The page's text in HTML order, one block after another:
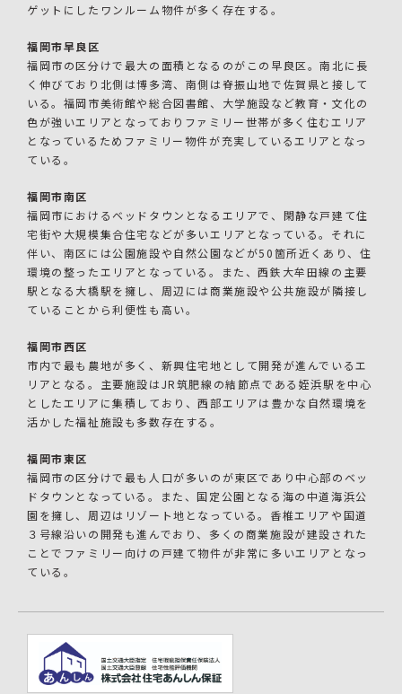
ゲットにしたワンルーム物件が多く存在する。
福岡市早良区
福岡市の区分けで最大の面積となるのがこの早良区。南北に長
く伸びており北側は博多湾、南側は脊振山地で佐賀県と接して
いる。福岡市美術館や総合図書館、大学施設など教育・文化の
色が強いエリアとなっておりファミリー世帯が多く住むエリア
となっているためファミリー物件が充実しているエリアとなっ
ている。
福岡市南区
福岡市におけるベッドタウンとなるエリアで、閑静な戸建て住
宅街や大規模集合住宅などが多いエリアとなっている。それに
伴い、南区には公園施設や自然公園などが50箇所近くあり、住
環境の整ったエリアとなっている。また、西鉄大牟田線の主要
駅となる大橋駅を擁し、周辺には商業施設や公共施設が隣接し
ていることから利便性も高い。
福岡市西区
市内で最も農地が多く、新興住宅地として開発が進んでいるエ
リアとなる。主要施設はJR筑肥線の結節点である姪浜駅を中心
としたエリアに集積しており、西部エリアは豊かな自然環境を
活かした福祉施設も多数存在する。
福岡市東区
福岡市の区分けで最も人口が多いのが東区であり中心部のベッ
ドタウンとなっている。また、国定公園となる海の中道海浜公
園を擁し、周辺はリゾート地となっている。香椎エリアや国道
３号線沿いの開発も進んでおり、多くの商業施設が建設された
ことでファミリー向けの戸建て物件が非常に多いエリアとなっ
ている。